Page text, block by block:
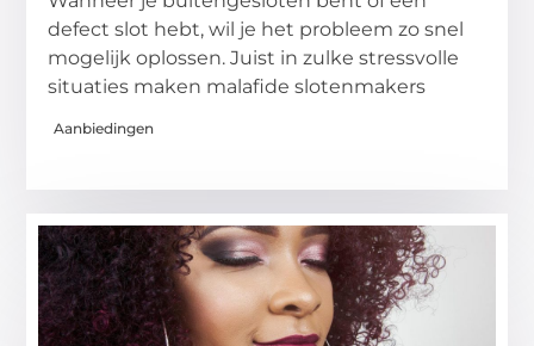
defect slot hebt, wil je het probleem zo snel
mogelijk oplossen. Juist in zulke stressvolle
situaties maken malafide slotenmakers
Aanbiedingen